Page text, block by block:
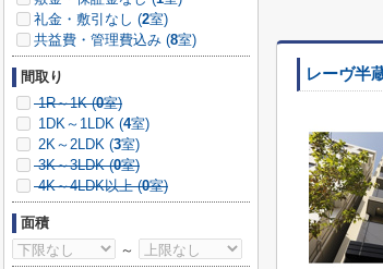
レーヴ半
礼金・敷引なし (2室)
共益費・管理費込み (8室)
間取り
1R～1K (0室)
1DK～1LDK (4室)
2K～2LDK (3室)
3K～3LDK (0室)
4K～4LDK以上 (0室)
面積
～